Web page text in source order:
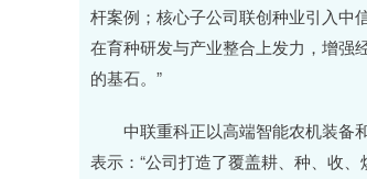
杆案例；核心子公司联创种业引入中
在育种研发与产业整合上发力，增强
的基石。”
中联重科正以高端智能农机装备和
表示：“公司打造了覆盖耕、种、收